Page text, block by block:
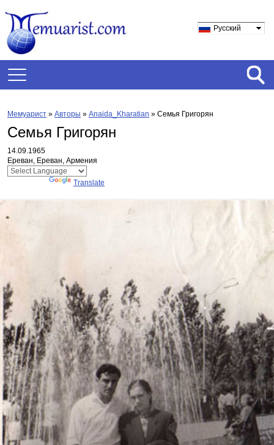
Русский
Мемуарист » Авторы » Anaida_Kharatian » Семья Григорян
Семья Григорян
14.09.1965
Ереван, Ереван, Армения
Translate